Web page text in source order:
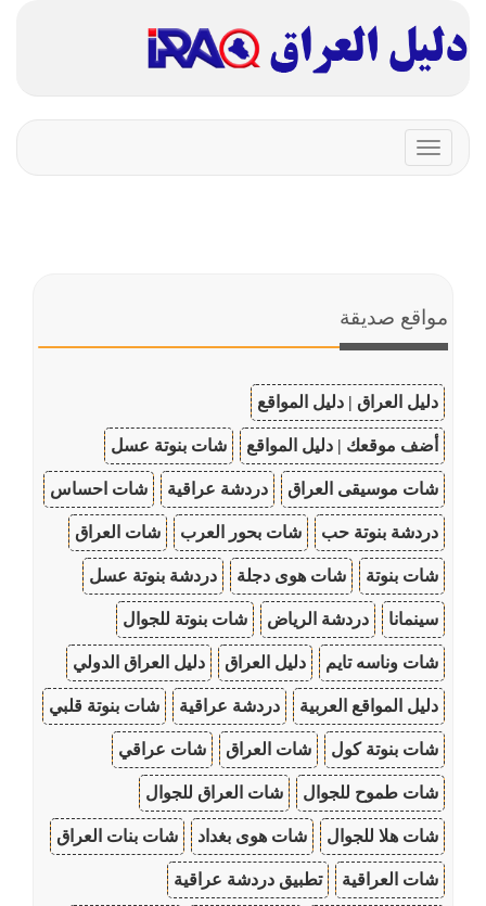
Toggle
navigation
مواقع صديقة
دليل العراق | دليل المواقع
أضف موقعك | دليل المواقع شات بنوتة عسل
شات موسيقى العراق دردشة عراقية شات احساس
دردشة بنوتة حب شات بحور العرب شات العراق
شات بنوتة شات هوى دجلة دردشة بنوتة عسل
سينمانا دردشة الرياض شات بنوتة للجوال
شات وناسه تايم دليل العراق دليل العراق الدولي
دليل المواقع العربية دردشة عراقية شات بنوتة قلبي
شات بنوتة كول شات العراق شات عراقي
شات طموح للجوال شات العراق للجوال
شات هلا للجوال شات هوى بغداد شات بنات العراق
شات العراقية تطبيق دردشة عراقية